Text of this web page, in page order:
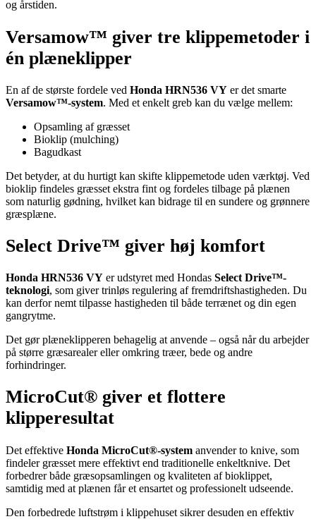
og årstiden.
Versamow™ giver tre klippemetoder i
én plæneklipper
En af de største fordele ved Honda HRN536 VY er det smarte
Versamow™-system. Med et enkelt greb kan du vælge mellem:
Opsamling af græsset
Bioklip (mulching)
Bagudkast
Det betyder, at du hurtigt kan skifte klippemetode uden værktøj. Ved
bioklip findeles græsset ekstra fint og fordeles tilbage på plænen
som naturlig gødning, hvilket kan bidrage til en sundere og grønnere
græsplæne.
Select Drive™ giver høj komfort
Honda HRN536 VY er udstyret med Hondas Select Drive™-
teknologi, som giver trinløs regulering af fremdriftshastigheden. Du
kan derfor nemt tilpasse hastigheden til både terrænet og din egen
gangrytme.
Det gør plæneklipperen behagelig at anvende – også når du arbejder
på større græsarealer eller omkring træer, bede og andre
forhindringer.
MicroCut® giver et flottere
klipperesultat
Det effektive Honda MicroCut®-system anvender to knive, som
findeler græsset mere effektivt end traditionelle enkeltknive. Det
forbedrer både græsopsamlingen og kvaliteten af bioklippet,
samtidig med at plænen får et ensartet og professionelt udseende.
Den forbedrede luftstrøm i klippehuset sikrer desuden en effektiv